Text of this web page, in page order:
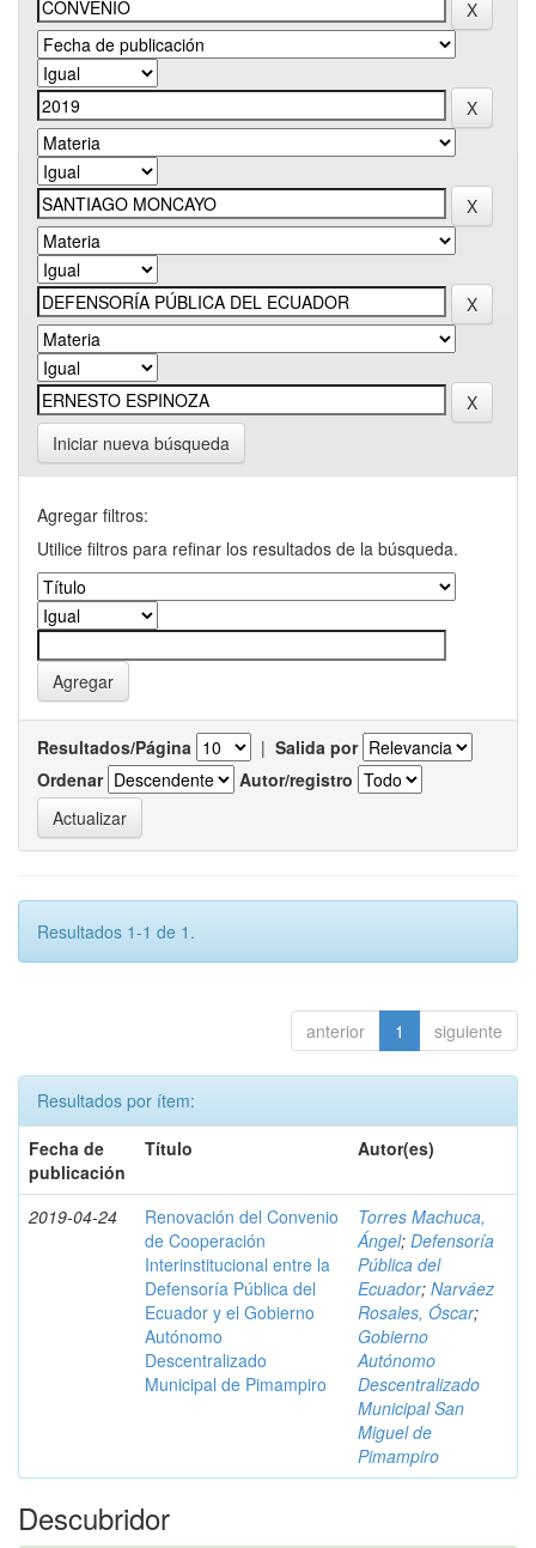
Iniciar nueva búsqueda
Agregar filtros:
Utilice filtros para refinar los resultados de la búsqueda.
Resultados/Página | Salida por
Ordenar
Autor/registro
Resultados 1-1 de 1.
anterior 1 siguiente
Resultados por ítem:
Fecha de
publicación
Título Autor(es)
2019-04-24
Renovación del Convenio
de Cooperación
Interinstitucional entre la
Defensoría Pública del
Ecuador y el Gobierno
Autónomo
Descentralizado
Municipal de Pimampiro
Torres Machuca,
Ángel; Defensoría
Pública del
Ecuador; Narváez
Rosales, Óscar;
Gobierno
Autónomo
Descentralizado
Municipal San
Miguel de
Pimampiro
Descubridor